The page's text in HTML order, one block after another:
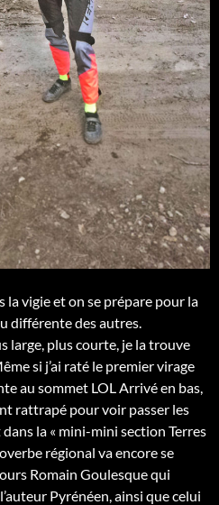
la vigie et on se prépare pour la
différente des autres.
large, plus courte, je la trouve
si j’ai raté le premier virage
au sommet LOL Arrivé en bas,
rattrapé pour voir passer les
la « mini-mini section Terres
régional va encore se
Romain Goulesque qui
Pyrénéen, ainsi que celui